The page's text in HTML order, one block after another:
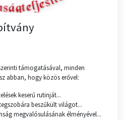
támogatásával, minden
abban, hogy közös erővel:
keserű rutinját...
beszűkült világot...
megvalósulásának élményével...